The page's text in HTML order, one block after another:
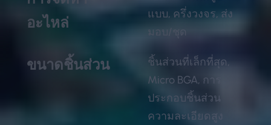
อะไหล่
แบบ, ครึ่งวงจร, ส่ง
มอบ/ชุด
ขนาดชิ้นส่วน
ชิ้นส่วนที่เล็กที่สุด,
Micro BGA, การ
ประกอบชิ้นส่วน
ความละเอียดสูง